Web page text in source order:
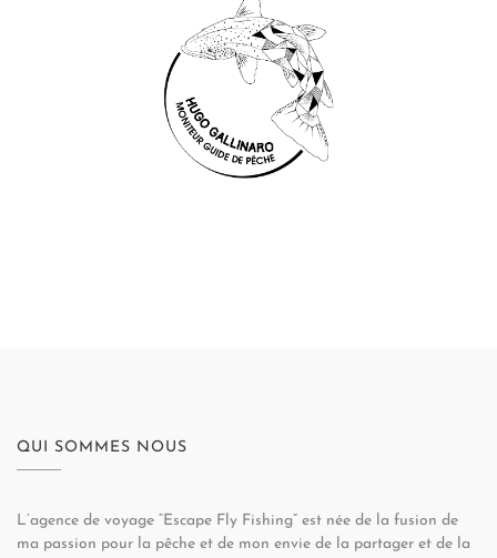
QUI SOMMES NOUS
L’agence de voyage “Escape Fly Fishing” est née de la fusion de
ma passion pour la pêche et de mon envie de la partager et de la